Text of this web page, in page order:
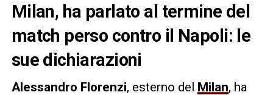
Milan, ha parlato al termine del
match perso contro il Napoli: le
sue dichiarazioni
Alessandro Florenzi, esterno del Milan, ha